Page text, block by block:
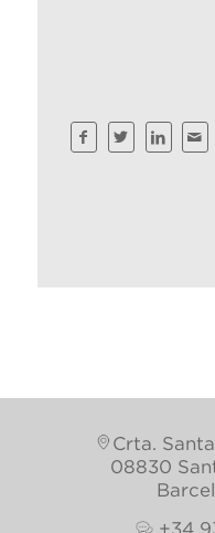
Crta.
08830
+34